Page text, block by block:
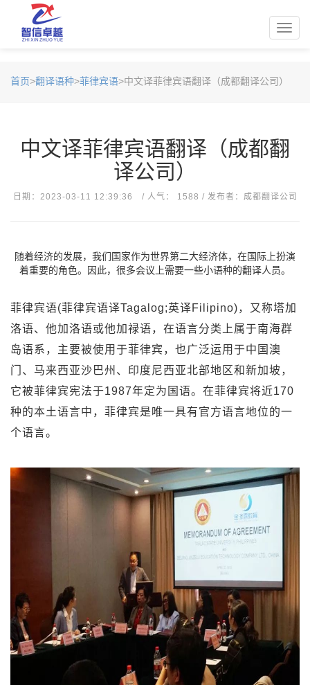
首页>翻译语种>菲律宾语>中文译菲律宾语翻译（成都翻译公司）
中文译菲律宾语翻译（成都翻
译公司）
日期：2023-03-11 12:39:36 / 人气： 1588 / 发布者：成都翻译公司
随着经济的发展，我们国家作为世界第二大经济体，在国际上扮演
着重要的角色。因此，很多会议上需要一些小语种的翻译人员。
菲律宾语(菲律宾语译Tagalog;英译Filipino)，又称塔加
洛语、他加洛语或他加禄语，在语言分类上属于南海群
岛语系，主要被使用于菲律宾，也广泛运用于中国澳
门、马来西亚沙巴州、印度尼西亚北部地区和新加坡，
它被菲律宾宪法于1987年定为国语。在菲律宾将近170
种的本土语言中，菲律宾是唯一具有官方语言地位的一
个语言。